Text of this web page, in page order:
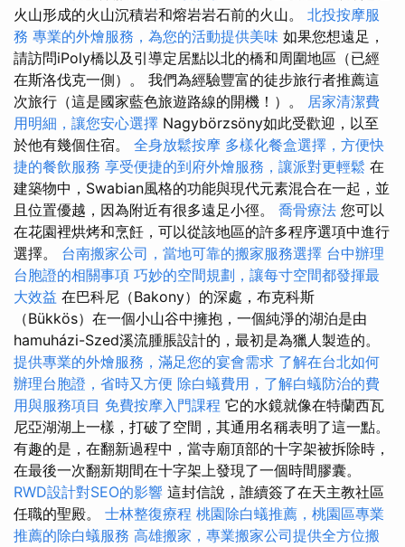
火山形成的火山沉積岩和熔岩岩石前的火山。 北投按摩服
務 專業的外燴服務，為您的活動提供美味 如果您想遠足，
請訪問iPoly橋以及引導定居點以北的橋和周圍地區（已經
在斯洛伐克一側）。 我們為經驗豐富的徒步旅行者推薦這
次旅行（這是國家藍色旅遊路線的開機！）。 居家清潔費
用明細，讓您安心選擇 Nagybörzsöny如此受歡迎，以至
於他有幾個住宿。 全身放鬆按摩 多樣化餐盒選擇，方便快
捷的餐飲服務 享受便捷的到府外燴服務，讓派對更輕鬆 在
建築物中，Swabian風格的功能與現代元素混合在一起，並
且位置優越，因為附近有很多遠足小徑。 喬骨療法 您可以
在花園裡烘烤和烹飪，可以從該地區的許多程序選項中進行
選擇。 台南搬家公司，當地可靠的搬家服務選擇 台中辦理
台胞證的相關事項 巧妙的空間規劃，讓每寸空間都發揮最
大效益 在巴科尼（Bakony）的深處，布克科斯
（Bükkös）在一個小山谷中擁抱，一個純淨的湖泊是由
hamuházi-Szed溪流腫脹設計的，最初是為獵人製造的。
提供專業的外燴服務，滿足您的宴會需求 了解在台北如何
辦理台胞證，省時又方便 除白蟻費用，了解白蟻防治的費
用與服務項目 免費按摩入門課程 它的水鏡就像在特蘭西瓦
尼亞湖湖上一樣，打破了空間，其通用名稱表明了這一點。
有趣的是，在翻新過程中，當寺廟頂部的十字架被拆除時，
在最後一次翻新期間在十字架上發現了一個時間膠囊。
RWD設計對SEO的影響 這封信說，誰續簽了在天主教社區
任職的聖殿。 士林整復療程 桃園除白蟻推薦，桃園區專業
推薦的除白蟻服務 高雄搬家，專業搬家公司提供全方位搬